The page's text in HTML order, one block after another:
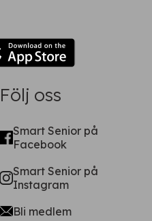
Följ oss
Smart Senior på
Facebook
Smart Senior på
Instagram
Bli medlem